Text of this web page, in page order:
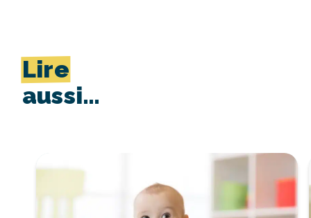
Lire
aussi…